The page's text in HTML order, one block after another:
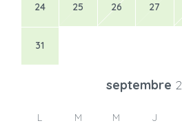
24 25 26 27
31
septembre
L M M J